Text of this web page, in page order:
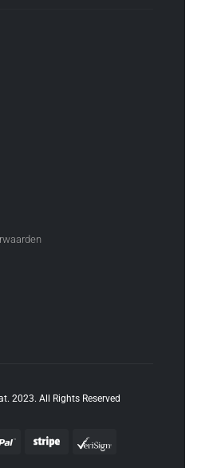
2023. All Rights Reserved